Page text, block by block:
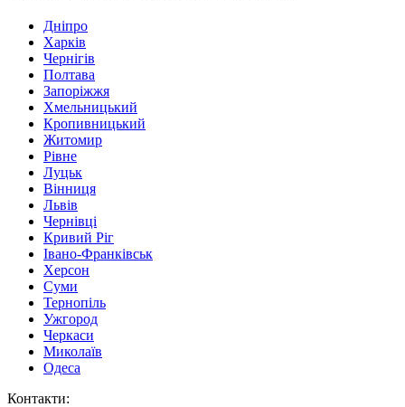
Дніпро
Харків
Чернігів
Полтава
Запоріжжя
Хмельницький
Кропивницький
Житомир
Рівне
Луцьк
Вінниця
Львів
Чернівці
Кривий Ріг
Івано-Франківськ
Херсон
Суми
Тернопіль
Ужгород
Черкаси
Миколаїв
Одеса
Контакти: